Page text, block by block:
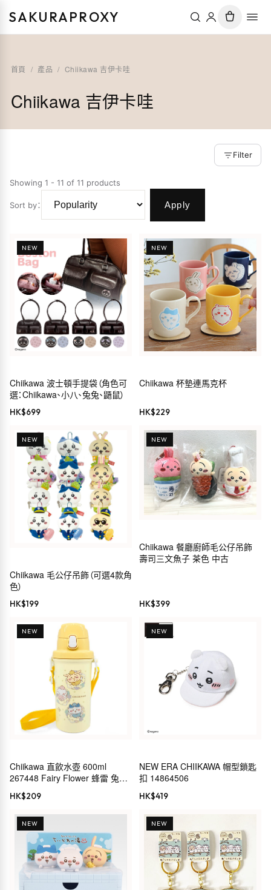
SAKURAPROXY
首頁 / 產品 / Chiikawa 吉伊卡哇
Chiikawa 吉伊卡哇
Filter
Showing 1 - 11 of 11 products
Sort by： Apply
NEW
Chiikawa 波士頓手提袋（角色可
選：Chiikawa、小八、兔兔、鼯鼠）
HK$699
NEW
Chiikawa 杯墊連馬克杯
HK$229
NEW
Chiikawa 毛公仔吊飾（可選4款角
色）
HK$199
NEW
Chiikawa 餐廳廚師毛公仔吊飾
壽司三文魚子 茶色 中古
HK$399
NEW
Chiikawa 直飲水壺 600ml
267448 Fairy Flower 蜂雷 兔
CHIIKAWA 小小可愛的東西 長野
HK$209
NEW
NEW ERA CHIIKAWA 帽型鎖匙
扣 14864506
HK$419
NEW NEW